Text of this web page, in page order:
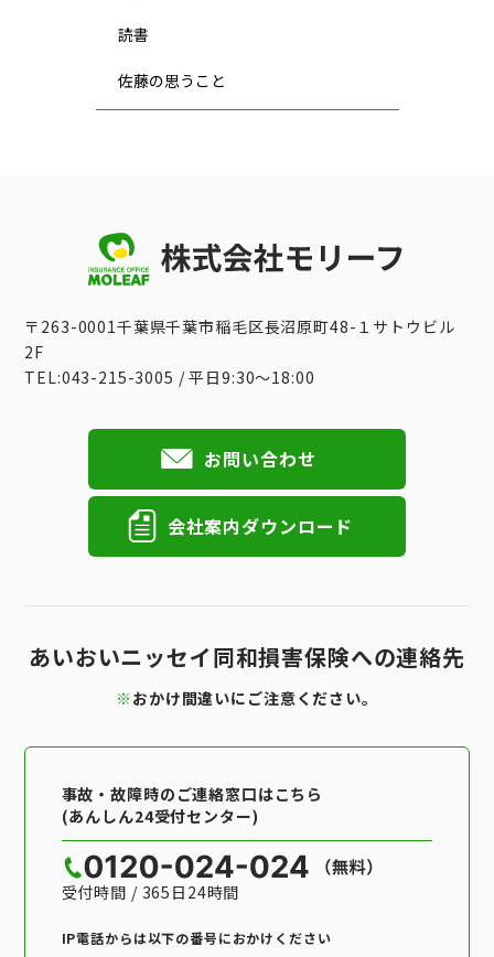
読書
佐藤の思うこと
〒263-0001千葉県千葉市稲毛区長沼原町48-１サトウビル
2F
TEL:043-215-3005 / 平日9:30〜18:00
お問い合わせ
会社案内ダウンロード
あいおいニッセイ同和損害保険への連絡先
※ おかけ間違いにご注意ください。
事故・故障時のご連絡窓口はこちら
(あんしん24受付センター)
受付時間 / 365日24時間
IP電話からは以下の番号におかけください